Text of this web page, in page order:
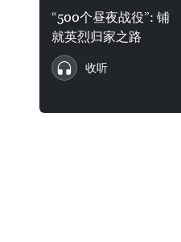
“500个昼夜战役”: 铺
就英烈归家之路
收听